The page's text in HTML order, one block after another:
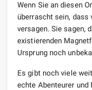
Wenn Sie an diesen
überrascht sein,
versagen. Sie sagen,
existierenden
Ursprung noch
Es gibt noch viele
echte Abenteurer und